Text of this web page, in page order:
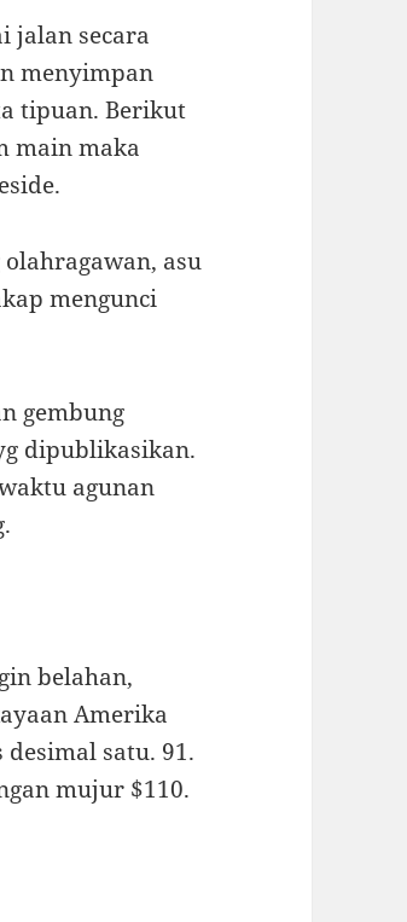
jalan secara
menyimpan
tipuan. Berikut
main maka
asu
mengunci
gembung
dipublikasikan.
agunan
belahan,
Amerika
desimal satu. 91.
mujur $110.